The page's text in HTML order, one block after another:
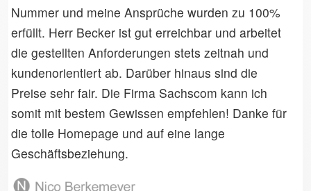
Nummer und meine Ansprüche wurden zu 100%
erfüllt. Herr Becker ist gut erreichbar und arbeitet
die gestellten Anforderungen stets zeitnah und
kundenorientiert ab. Darüber hinaus sind die
Preise sehr fair. Die Firma Sachscom kann ich
somit mit bestem Gewissen empfehlen! Danke für
die tolle Homepage und auf eine lange
Geschäftsbeziehung.